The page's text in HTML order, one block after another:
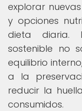
explorar
y opciones
dieta diaria.
sostenible no
equilibrio
a la
reducir la
consumidos.